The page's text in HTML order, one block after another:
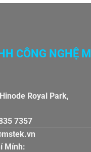
CÔNG NGHỆ
Hinode
7357
Mính: